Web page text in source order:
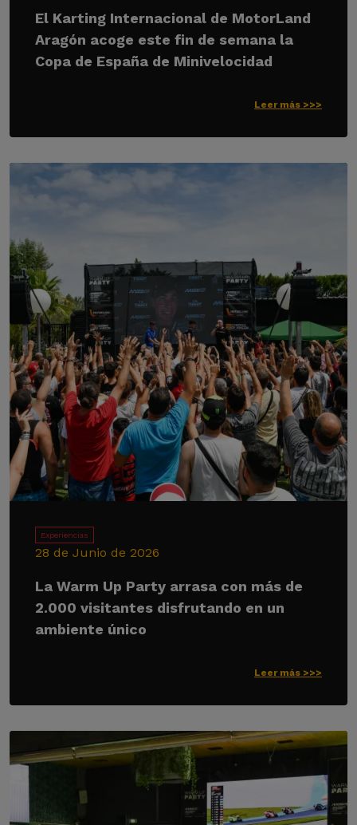
El Karting Internacional de MotorLand
Aragón acoge este fin de semana la
Copa de España de Minivelocidad
Leer más >>>
Experiencias
28 de Junio de 2026
La Warm Up Party arrasa con más de
2.000 visitantes disfrutando en un
ambiente único
Leer más >>>